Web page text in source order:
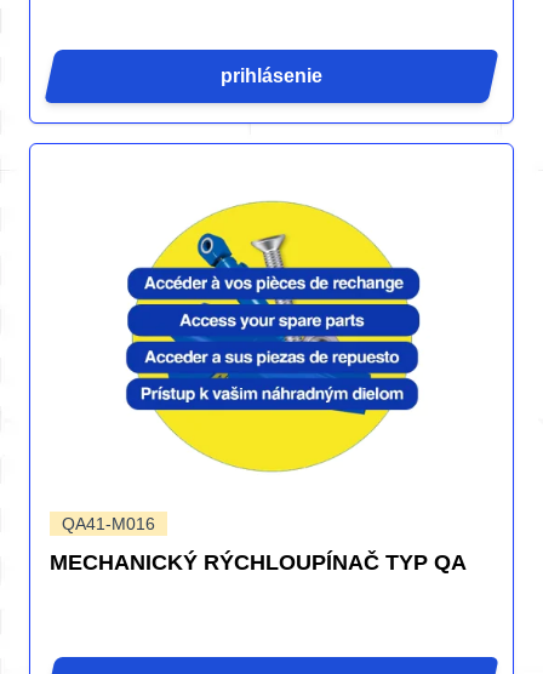
prihlásenie
QA41-M016
MECHANICKÝ RÝCHLOUPÍNAČ TYP QA